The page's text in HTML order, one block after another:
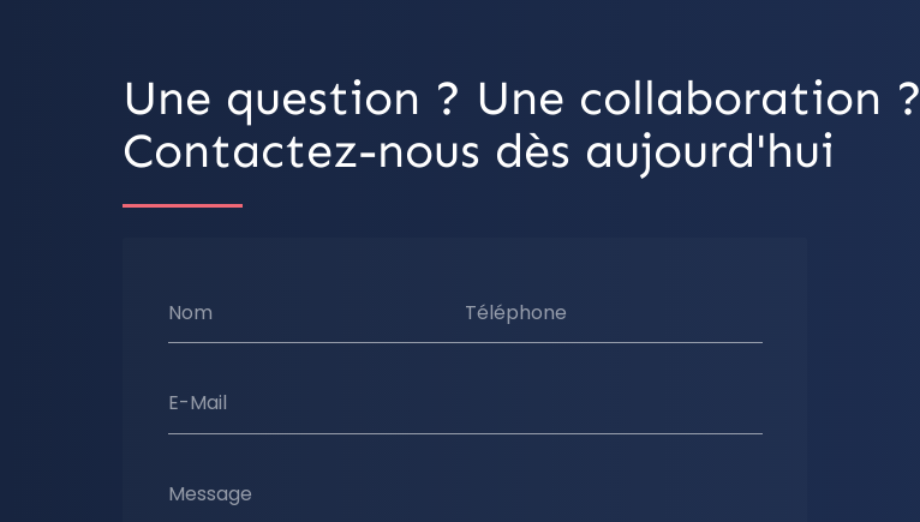
Une question ? Une collaboration ?
Contactez-nous dès aujourd'hui
Nom Téléphone
E-Mail
Message